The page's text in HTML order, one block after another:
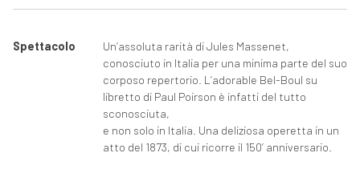
Spettacolo
Un’assoluta rarità di Jules Massenet,
conosciuto in Italia per una minima parte del suo
corposo repertorio. L’adorable Bel-Boul su
libretto di Paul Poirson è infatti del tutto
sconosciuta,
e non solo in Italia. Una deliziosa operetta in un
atto del 1873, di cui ricorre il 150’ anniversario.